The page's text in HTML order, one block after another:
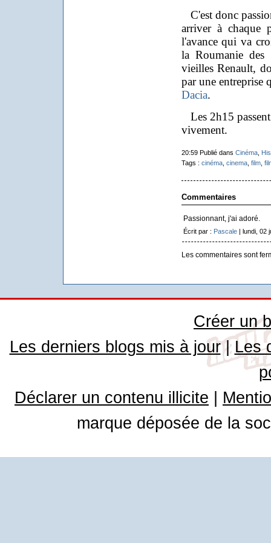
C'est donc
arriver à chaque
l'avance qui va
la Roumanie
vieilles Renault,
par une entreprise
Dacia.
Les 2h15
vivement.
20:59 Publié dans Cinéma,
Tags : cinéma, cinema, film,
Commentaires
Passionnant, j'ai adoré.
Écrit par : Pascale| lundi, 02
Les commentaires sont
Créer un
Les derniers blogs mis à jour| Les
Déclarer un contenu illicite
marque déposée de la